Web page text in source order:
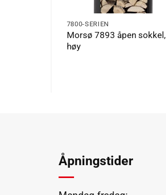
7800-SERIEN
Morsø 7893 åpen sokkel,
høy
Åpningstider